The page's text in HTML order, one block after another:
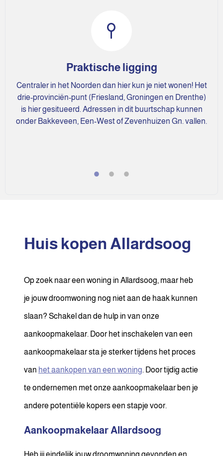
Praktische ligging
Centraler in het Noorden dan hier kun je niet wonen! Het
drie-provinciën-punt (Friesland, Groningen en Drenthe)
is hier gesitueerd. Adressen in dit buurtschap kunnen
onder Bakkeveen, Een-West of Zevenhuizen Gn. vallen.
Huis kopen Allardsoog
Op zoek naar een woning in Allardsoog, maar heb
je jouw droomwoning nog niet aan de haak kunnen
slaan? Schakel dan de hulp in van onze
aankoopmakelaar. Door het inschakelen van een
aankoopmakelaar sta je sterker tijdens het proces
van het aankopen van een woning. Door tijdig actie
te ondernemen met onze aankoopmakelaar ben je
andere potentiële kopers een stapje voor.
Aankoopmakelaar Allardsoog
Heb jij eindelijk jouw droomwoning gevonden en